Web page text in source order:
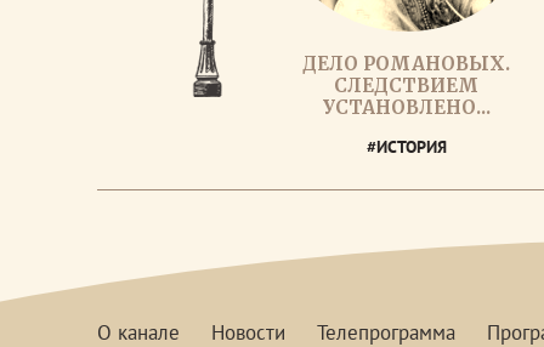
ДЕЛО РОМАНОВЫХ.
СЛЕДСТВИЕМ
УСТАНОВЛЕНО...
#ИСТОРИЯ
О канале Новости Телепрограмма